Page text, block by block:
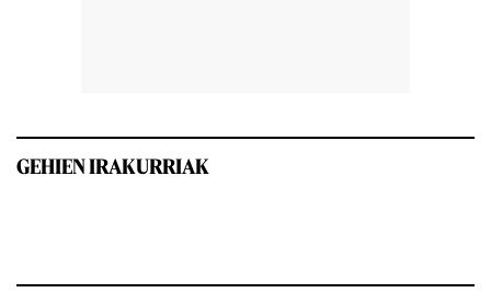
GEHIEN IRAKURRIAK